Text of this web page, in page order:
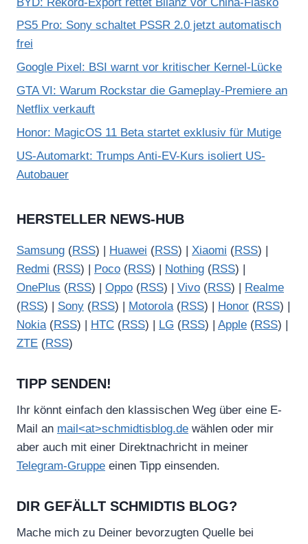
PS5 Pro: Sony schaltet PSSR 2.0 jetzt automatisch
frei
Google Pixel: BSI warnt vor kritischer Kernel-Lücke
GTA VI: Warum Rockstar die Gameplay-Premiere an
Netflix verkauft
Honor: MagicOS 11 Beta startet exklusiv für Mutige
US-Automarkt: Trumps Anti-EV-Kurs isoliert US-
Autobauer
HERSTELLER NEWS-HUB
Samsung (RSS) | Huawei (RSS) | Xiaomi (RSS) |
Redmi (RSS) | Poco (RSS) | Nothing (RSS) |
OnePlus (RSS) | Oppo (RSS) | Vivo (RSS) |
Realme
(RSS) | Sony (RSS) | Motorola(RSS) | Honor (RSS) |
Nokia(RSS) | HTC (RSS) | LG (RSS) | Apple (RSS) |
ZTE (RSS)
TIPP SENDEN!
Ihr könnt einfach den klassischen Weg über eine E-
Mail an mail<at>schmidtisblog.de wählen oder mir
aber auch mit einer Direktnachricht in meiner
Telegram-Gruppe einen Tipp einsenden.
DIR GEFÄLLT SCHMIDTIS BLOG?
Mache mich zu Deiner bevorzugten Quelle bei